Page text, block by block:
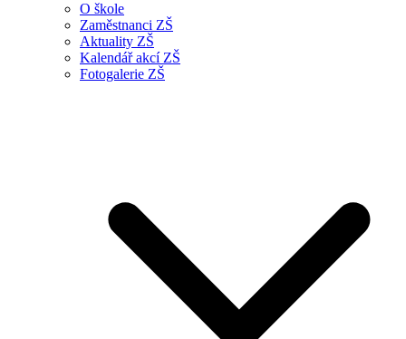
O škole
Zaměstnanci ZŠ
Aktuality ZŠ
Kalendář akcí ZŠ
Fotogalerie ZŠ